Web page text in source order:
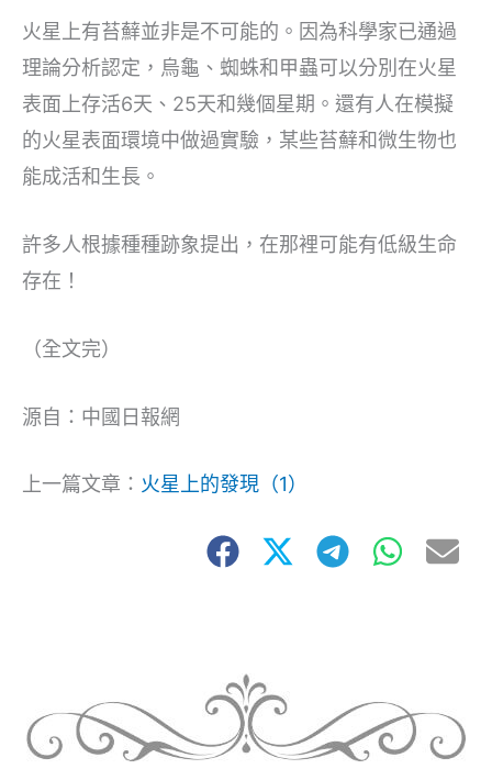
火星上有苔蘚並非是不可能的。因為科學家已通過
理論分析認定，烏龜、蜘蛛和甲蟲可以分別在火星
表面上存活6天、25天和幾個星期。還有人在模擬
的火星表面環境中做過實驗，某些苔蘚和微生物也
能成活和生長。
許多人根據種種跡象提出，在那裡可能有低級生命
存在！
（全文完）
源自：中國日報網
上一篇文章： 火星上的發現（1）